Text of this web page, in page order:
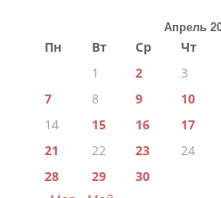
Апрель
Пн Вт Ср Чт
1
2 3
7
8 9 10
14
15 16 17
21
22 23 24
28
29
30